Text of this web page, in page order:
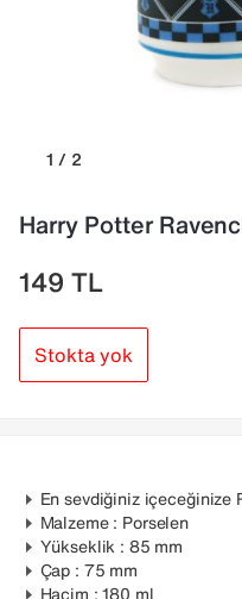
1 / 2
Harry Potter
149 TL
Stokta yok
En sevdiğiniz içeceğinize
Malzeme : Porselen
Yükseklik : 85 mm
Çap : 75 mm
Hacim : 180 ml